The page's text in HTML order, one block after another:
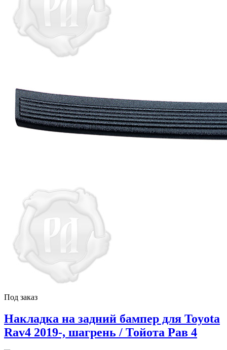
Под заказ
Накладка на задний бампер для Toyota
Rav4 2019-, шагрень / Тойота Рав 4